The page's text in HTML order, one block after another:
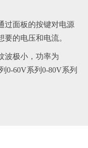
过面板的按键对电源
的电压和电流。
波极小，功率为
0-60V系列0-80V系列